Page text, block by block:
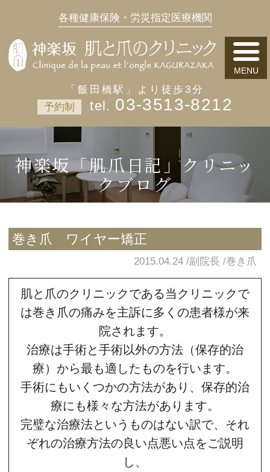
各種健康保険・労災指定医療機関
「飯田橋駅」より徒歩3分
予約制
03-3513-8212
神楽坂「肌爪日記」クリニッ
クブログ
巻き爪 ワイヤー矯正
2015.04.24 副院長 巻き爪
肌と爪のクリニックである当クリニックで
は巻き爪の痛みを主訴に多くの患者様が来
院されます。
治療は手術と手術以外の方法（保存的治
療）から最も適したものを行います。
手術にもいくつかの方法があり、保存的治
療にも様々な方法があります。
完璧な治療法というものはない訳で、それ
ぞれの治療方法の良い点悪い点をご説明
し、